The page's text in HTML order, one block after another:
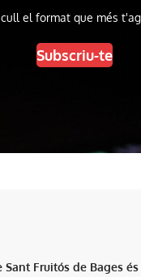
el format que més
Subscriu-te
Sant Fruitós de Bages